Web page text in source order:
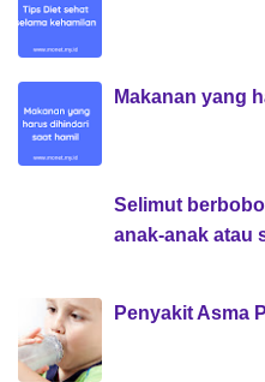
Makanan yang
Selimut
anak-anak atau
Penyakit Asma